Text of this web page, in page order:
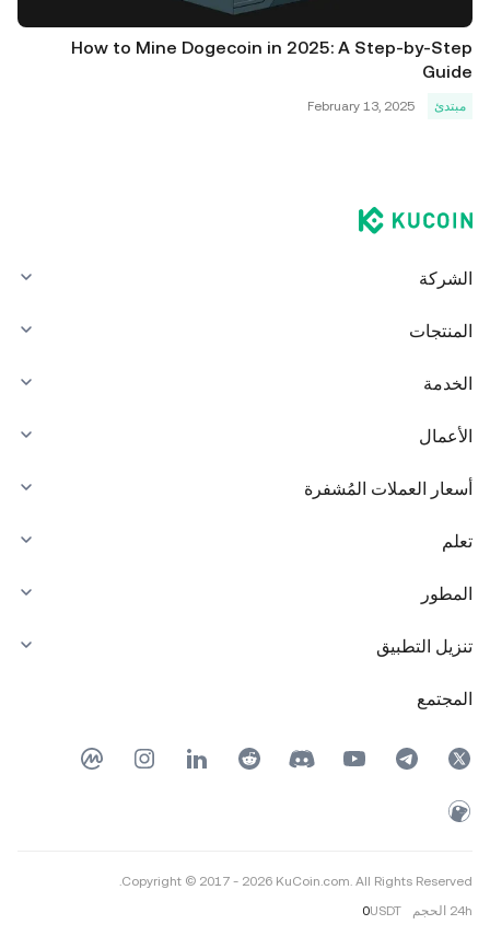
How to Mine Dogecoin in 2025: A Step-by-Step
Guide
مبتدئ February 13, 2025
الشركة
المنتجات
الخدمة
الأعمال
أسعار العملات المُشفرة
تعلم
المطور
تنزيل التطبيق
المجتمع
Copyright © 2017 - 2026 KuCoin.com. All Rights Reserved.
24h الحجم 0USDT